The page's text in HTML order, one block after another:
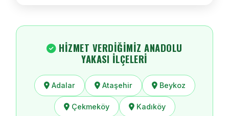
HIZMET VERDIĞIMIZ ANADOLU
YAKASI İLÇELERI
Adalar Ataşehir Beykoz
Çekmeköy Kadıköy